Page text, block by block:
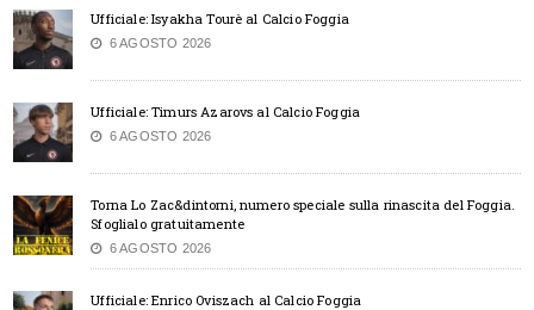
Ufficiale: Isyakha Tourè al Calcio Foggia
6 AGOSTO 2026
Ufficiale: Timurs Azarovs al Calcio Foggia
6 AGOSTO 2026
Torna Lo Zac&dintorni, numero speciale sulla rinascita del Foggia.
Sfoglialo gratuitamente
6 AGOSTO 2026
Ufficiale: Enrico Oviszach al Calcio Foggia